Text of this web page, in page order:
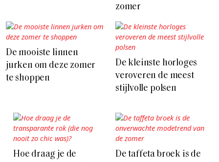
zomer
De mooiste linnen
jurken om deze zomer
te shoppen
De kleinste horloges
veroveren de meest
stijlvolle polsen
Hoe draag je de
De taffeta broek is de